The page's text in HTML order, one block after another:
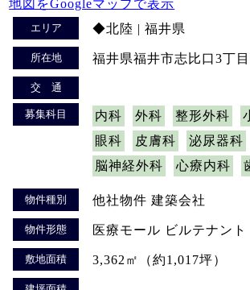
地図をGoogleマップで表示
エリア ◆北陸 | 福井県
所在地 福井県福井市志比口3丁目
交 通
募集科目 内科 外科 整形外科
眼科
皮膚科 泌尿器科
脳神経外科
心療内科
物件種別 他社物件 建築会社
物件形態 医療モール ビルテナント
敷地面積 3,362㎡（約1,017坪）